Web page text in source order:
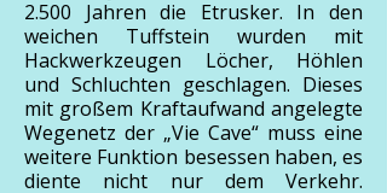
2.500 Jahren die Etrusker. In den
weichen Tuffstein wurden mit
Hackwerkzeugen Löcher, Höhlen
und Schluchten geschlagen. Dieses
mit großem Kraftaufwand angelegte
Wegenetz der „Vie Cave“ muss eine
weitere Funktion besessen haben, es
diente nicht nur dem Verkehr.